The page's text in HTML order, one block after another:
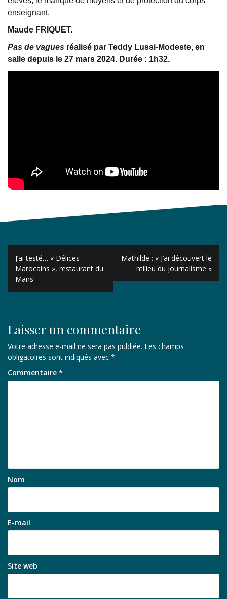
enseignant.
Maude FRIQUET.
Pas de vagues réalisé par Teddy Lussi-Modeste, en
salle depuis le 27 mars 2024. Durée : 1h32.
Navigation
de
l’article
J’ai testé… « Délices
Marocains », restaurant du
Mans
Mathilde : « J’ai découvert le
milieu du journalisme »
Laisser un commentaire
Votre adresse e-mail ne sera pas publiée. Les champs
obligatoires sont indiqués avec *
Commentaire *
Nom
E-mail
Site web